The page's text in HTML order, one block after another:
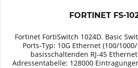
FORTINET FS-
Fortinet FortiSwitch 1024D. Basic
Ports-Typ: 10G Ethernet (100/
basisschaltenden RJ-45
Adressentabelle: 128000